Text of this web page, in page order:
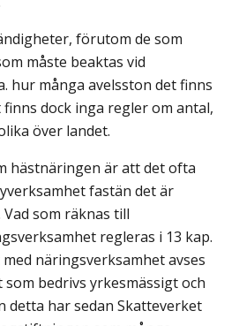
förutom de som
måste beaktas vid
hur många avelsston det finns
dock inga regler om antal,
över landet.
hästnäringen är att det ofta
fastän det är
som räknas till
regleras i 13 kap.
med näringsverksamhet avses
bedrivs yrkesmässigt och
detta har sedan Skatteverket